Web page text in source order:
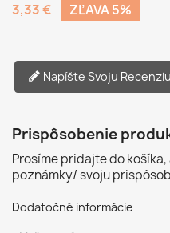
3,33 € ZĽAVA 5%
Napíšte Svoju
Prispôsobenie
Prosíme pridajte do
poznámky/ svoju
Dodatočné informácie